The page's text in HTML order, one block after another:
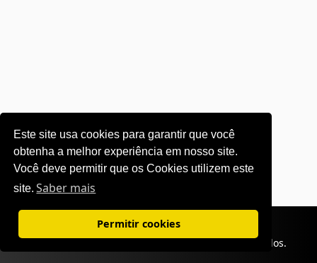
Este site usa cookies para garantir que você
obtenha a melhor experiência em nosso site.
Você deve permitir que os Cookies utilizem este
site. Saber mais
Permitir cookies
Política de privacidade
©1995-2026 OKI Europe Ltd. Todos os direitos reservados.